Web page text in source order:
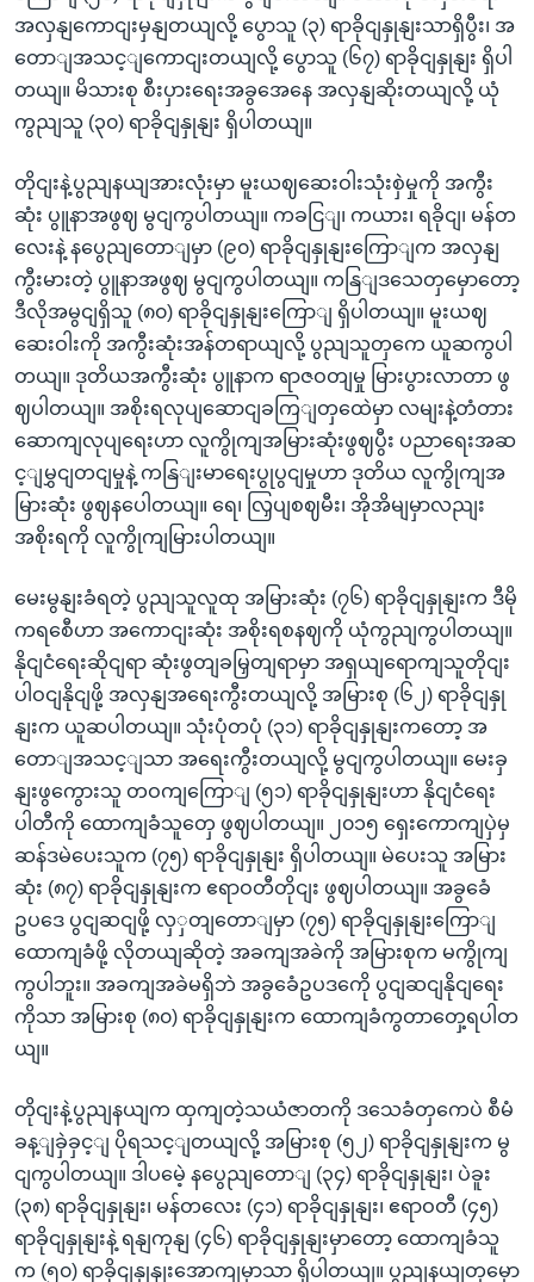
အလှနျကောငျးမှနျတယျလို့ ပွောသူ (၃) ရာခိုငျနှုနျးသာရှိပွီး၊ အ
တောျအသင့ျကောငျးတယျလို့ ပွောသူ (၆၇) ရာခိုငျနှုနျး ရှိပါ
တယျ။ မိသားစု စီးပှားရေးအခွအေနေ အလှနျဆိုးတယျလို့ ယုံ
ကွညျသူ (၃၀) ရာခိုငျနှုနျး ရှိပါတယျ။
တိုငျးနဲ့ပွညျနယျအားလုံးမှာ မူးယဈဆေးဝါးသုံးစှဲမှုကို အကွီး
ဆုံး ပွူနာအဖွဈ မွငျကွပါတယျ။ ကခငြျ၊ ကယား၊ ရခိုငျ၊ မန်တ
လေးနဲ့ နပွေညျတောျမှာ (၉၀) ရာခိုငျနှုနျးကြောျက အလှနျ
ကွီးမားတဲ့ ပွူနာအဖွဈ မွငျကွပါတယျ။ ကနြျဒသေတှမှောတော့
ဒီလိုအမွငျရှိသူ (၈၀) ရာခိုငျနှုနျးကြောျ ရှိပါတယျ။ မူးယဈ
ဆေးဝါးကို အကွီးဆုံးအန်တရာယျလို့ ပွညျသူတှကေ ယူဆကွပါ
တယျ။ ဒုတိယအကွီးဆုံး ပွူနာက ရာဇဝတျမှု မြားပွားလာတာ ဖွ
ဈပါတယျ။ အစိုးရလုပျဆောငျခကြျတှထေဲမှာ လမျးနဲ့တံတား
ဆောကျလုပျရေးဟာ လူကွိုကျအမြားဆုံးဖွဈပွီး ပညာရေးအဆ
င့ျမွှငျတငျမှုနဲ့ ကနြျးမာရေးပွုပွငျမှုဟာ ဒုတိယ လူကွိုကျအ
မြားဆုံး ဖွဈနပေါတယျ။ ရေ၊ လြှပျစဈမီး၊ အိုအိမျမှာလညျး
အစိုးရကို လူကွိုကျမြားပါတယျ။
မေးမွနျးခံရတဲ့ ပွညျသူလူထု အမြားဆုံး (၇၆) ရာခိုငျနှုနျးက ဒီမို
ကရစေီဟာ အကောငျးဆုံး အစိုးရစနဈကို ယုံကွညျကွပါတယျ။
နိုငျငံရေးဆိုငျရာ ဆုံးဖွတျခမြှတျရာမှာ အရှယျရောကျသူတိုငျး
ပါဝငျနိုငျဖို့ အလှနျအရေးကွီးတယျလို့ အမြားစု (၆၂) ရာခိုငျနှု
နျးက ယူဆပါတယျ။ သုံးပုံတပုံ (၃၁) ရာခိုငျနှုနျးကတော့ အ
တောျအသင့ျသာ အရေးကွီးတယျလို့ မွငျကွပါတယျ။ မေးခှ
နျးဖွကွေားသူ တဝကျကြောျ (၅၁) ရာခိုငျနှုနျးဟာ နိုငျငံရေး
ပါတီကို ထောကျခံသူတှေ ဖွဈပါတယျ။ ၂၀၁၅ ရှေးကောကျပှဲမှ
ဆန်ဒမဲပေးသူက (၇၅) ရာခိုငျနှုနျး ရှိပါတယျ။ မဲပေးသူ အမြား
ဆုံး (၈၇) ရာခိုငျနှုနျးက ဧရာဝတီတိုငျး ဖွဈပါတယျ။ အခွခေံ
ဥပဒေ ပွငျဆငျဖို့ လှှတျတောျမှာ (၇၅) ရာခိုငျနှုနျးကြောျ
ထောကျခံဖို့ လိုတယျဆိုတဲ့ အခကျအခဲကို အမြားစုက မကွိုကျ
ကွပါဘူး။ အခကျအခဲမရှိဘဲ အခွခေံဥပဒကေို ပွငျဆငျနိုငျရေး
ကိုသာ အမြားစု (၈၀) ရာခိုငျနှုနျးက ထောကျခံကွတာတှေ့ရပါတ
ယျ။
တိုငျးနဲ့ပွညျနယျက ထှကျတဲ့သယံဇာတကို ဒသေခံတှကေပဲ စီမံ
ခန့ျခှဲခှင့ျ ပိုရသင့ျတယျလို့ အမြားစု (၅၂) ရာခိုငျနှုနျးက မွ
ငျကွပါတယျ။ ဒါပမေဲ့ နပွေညျတောျ (၃၄) ရာခိုငျနှုနျး၊ ပဲခူး
(၃၈) ရာခိုငျနှုနျး၊ မန်တလေး (၄၁) ရာခိုငျနှုနျး၊ ဧရာဝတီ (၄၅)
ရာခိုငျနှုနျးနဲ့ ရနျကုနျ (၄၆) ရာခိုငျနှုနျးမှာတော့ ထောကျခံသူ
က (၅၀) ရာခိုငျနှုနျးအောကျမှာသာ ရှိပါတယျ။ ပွညျနယျတှမှော